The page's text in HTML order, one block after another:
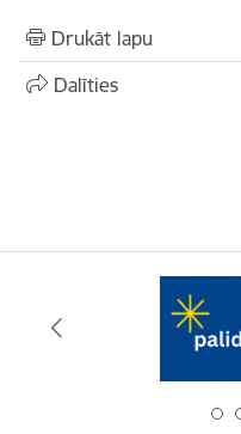
Drukāt lapu
Dalīties